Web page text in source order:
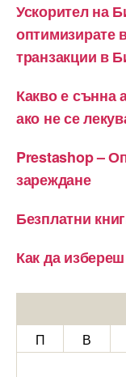
Ускорител на
оптимизирате
транзакции в
Какво е сънна
ако не се
Prestashop –
зареждане
Безплатни
Как да
П
В